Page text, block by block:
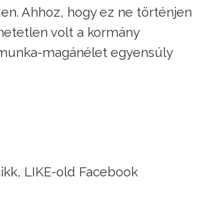
Ahhoz, hogy ez ne történjen
volt a kormány
magánélet egyensúly
LIKE-old Facebook